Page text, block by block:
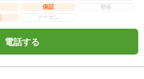
保証
整備
クーポン
電話する